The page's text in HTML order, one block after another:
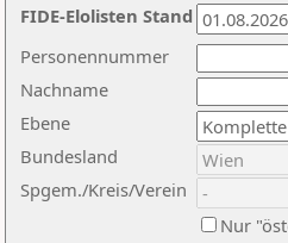
Nachname
Ebene
Personennummer
Bundesland
Spgem./Kreis/Verein
Nur
FIDE-Elolisten Stand